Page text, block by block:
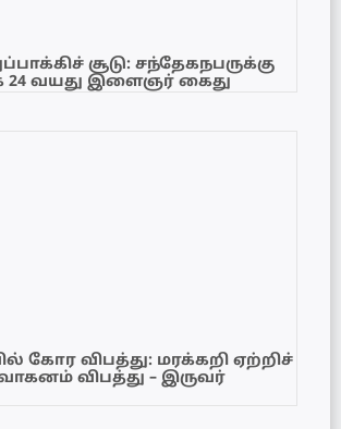
சூடு: சந்தேகநபருக்கு
24 வயது இளைஞர் கைது
கோர விபத்து: மரக்கறி ஏற்றிச்
விபத்து – இருவர்